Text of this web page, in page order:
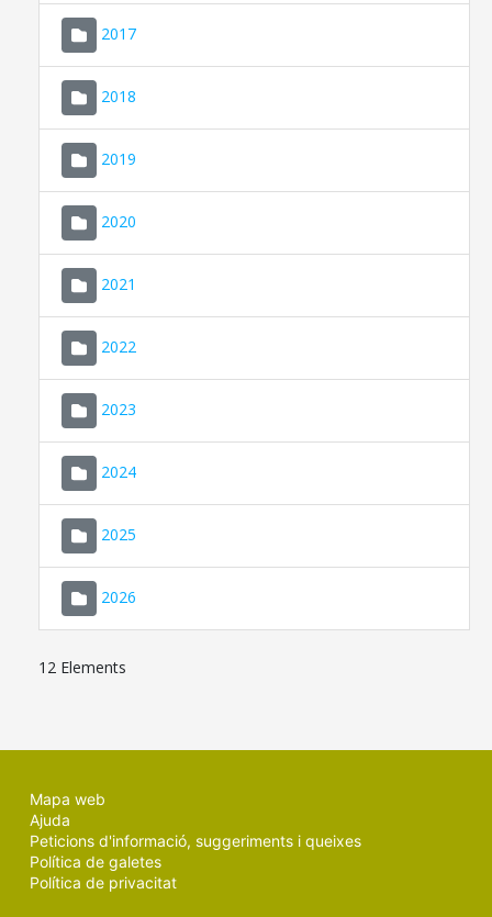
2017
2018
2019
2020
2021
2022
2023
2024
2025
2026
12 Elements
Mapa web
Ajuda
Peticions d'informació, suggeriments i queixes
Política de galetes
Política de privacitat